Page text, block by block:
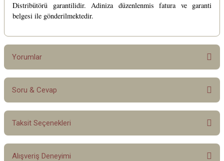
Distribütörü garantilidir. Adiniza düzenlenmis fatura ve garanti
belgesi ile gönderilmektedir.
Yorumlar
Bu ürüne ilk yorumu siz yapın!
Soru & Cevap
Ürün hakkında henüz soru sorulmamış.
Taksit Seçenekleri
Alışveriş Deneyimi